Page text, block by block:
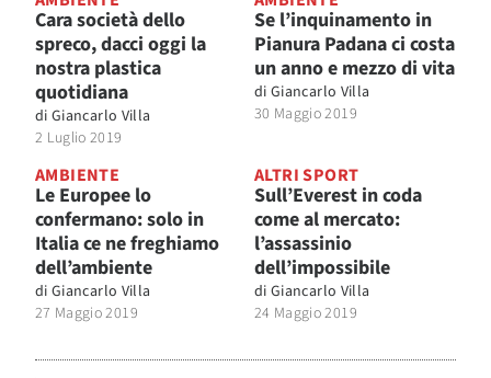
Cara società dello
spreco, dacci oggi la
nostra plastica
quotidiana
di Giancarlo Villa
2 Luglio 2019
Se l’inquinamento in
Pianura Padana ci costa
un anno e mezzo di vita
di Giancarlo Villa
30 Maggio 2019
AMBIENTE
Le Europee lo
confermano: solo in
Italia ce ne freghiamo
dell’ambiente
di Giancarlo Villa
27 Maggio 2019
ALTRI SPORT
Sull’Everest in coda
come al mercato:
l’assassinio
dell’impossibile
di Giancarlo Villa
24 Maggio 2019